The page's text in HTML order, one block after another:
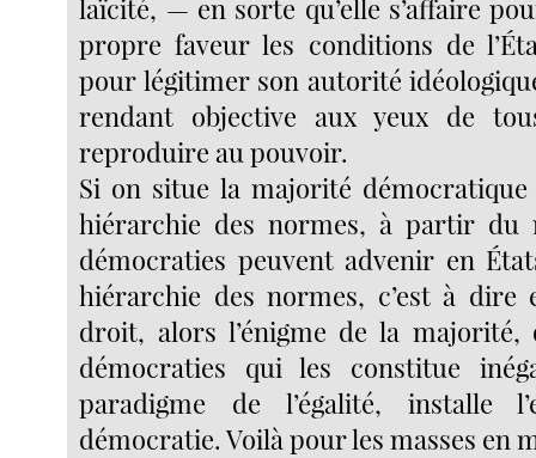
laïcité, — en sorte qu’elle s’affaire
propre faveur les conditions de
pour légitimer son autorité
rendant objective aux yeux de
reproduire au pouvoir.
Si on situe la majorité
hiérarchie des normes, à partir du
démocraties peuvent advenir en
hiérarchie des normes, c’est à dire
droit, alors l’énigme de la majorité,
démocraties qui les constitue
paradigme de l’égalité, installe
démocratie. Voilà pour les masses en